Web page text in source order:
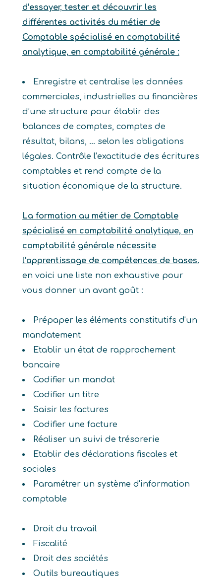
d’essayer, tester et découvrir les
différentes activités du métier de
Comptable spécialisé en comptabilité
analytique, en comptabilité générale :
Enregistre et centralise les données
commerciales, industrielles ou financières
d’une structure pour établir des
balances de comptes, comptes de
résultat, bilans, … selon les obligations
légales. Contrôle l’exactitude des écritures
comptables et rend compte de la
situation économique de la structure.
La formation au métier de Comptable
spécialisé en comptabilité analytique, en
comptabilité générale nécessite
l’apprentissage de compétences de bases.
en voici une liste non exhaustive pour
vous donner un avant goût :
Prépaper les éléments constitutifs d'un
mandatement
Etablir un état de rapprochement
bancaire
Codifier un mandat
Codifier un titre
Saisir les factures
Codifier une facture
Réaliser un suivi de trésorerie
Etablir des déclarations fiscales et
sociales
Paramétrer un système d'information
comptable
Droit du travail
Fiscalité
Droit des sociétés
Outils bureautiques